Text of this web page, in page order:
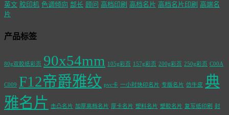
英文 胶印机 色调倾向 部长 顾问 高档印刷 高档名片 高档名片印刷 高端名
片
产品标签
80g双胶纸彩页 90x54mm 105g彩页 157g彩页 200g彩页 250g彩页 C00A
C009 F12帝爵雅纹 pvc卡 一小时快印名片 专版名片 仿牛皮 典
雅名片 击凸名片 加厚高档名片 厚卡名片 塑料名片 塑胶名片 复写纸印刷 封